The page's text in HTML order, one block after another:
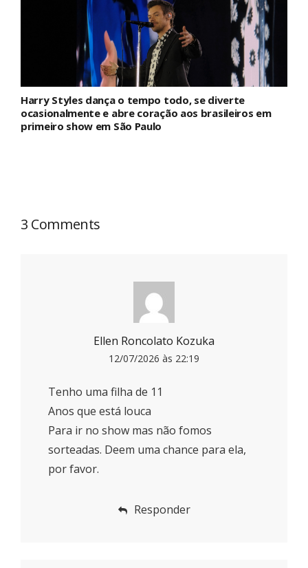
Harry Styles dança o tempo todo, se diverte
ocasionalmente e abre coração aos brasileiros em
primeiro show em São Paulo
3 Comments
Ellen Roncolato Kozuka
12/07/2026 às 22:19
Tenho uma filha de 11
Anos que está louca
Para ir no show mas não fomos
sorteadas. Deem uma chance para ela,
por favor.
Responder